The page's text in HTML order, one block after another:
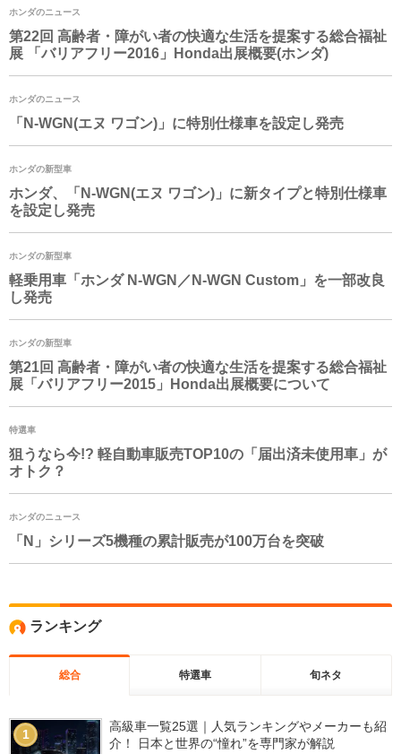
ホンダのニュース
第22回 高齢者・障がい者の快適な生活を提案する総合福祉
展 「バリアフリー2016」Honda出展概要(ホンダ)
ホンダのニュース
「 N-WGN(エヌ ワゴン)」に特別仕様車を設定し発売
ホンダの新型車
ホンダ、「 N-WGN(エヌ ワゴン)」に新タイプと特別仕様車
を設定し発売
ホンダの新型車
軽乗用車「ホンダ N-WGN ／ N-WGN Custom」を一部改良
し発売
ホンダの新型車
第21回 高齢者・障がい者の快適な生活を提案する総合福祉
展「バリアフリー2015」Honda出展概要について
特選車
狙うなら今!? 軽自動車販売TOP10の「届出済未使用車」が
オトク？
ホンダのニュース
「N」シリーズ5機種の累計販売が100万台を突破
ランキング
総合 特選車 旬ネタ
1
高級車一覧25選｜人気ランキングやメーカーも紹
介！ 日本と世界の“憧れ”を専門家が解説